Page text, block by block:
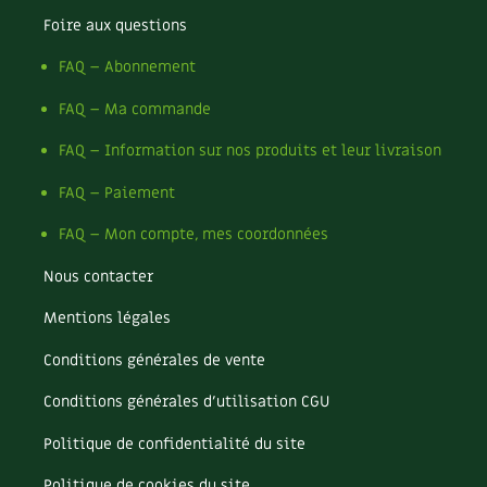
Recettes végétariennes et vegan
Matériaux écologiques
Énergie
Gestion de l’eau
Santé et bien-être
Trucs & astuces
Appels à témoignage
Bonnes adresses
Foire aux questions
FAQ – Abonnement
FAQ – Ma commande
FAQ – Information sur nos produits et leur livraison
FAQ – Paiement
FAQ – Mon compte, mes coordonnées
Nous contacter
Mentions légales
Conditions générales de vente
Conditions générales d’utilisation CGU
Politique de confidentialité du site